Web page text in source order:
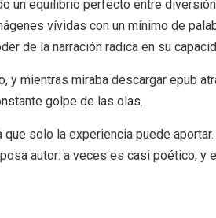
un equilibrio perfecto entre
vívidas con un mínimo de
de la narración radica en su
mientras miraba descargar epub
golpe de las olas.
solo la experiencia puede
autor: a veces es casi poético, y